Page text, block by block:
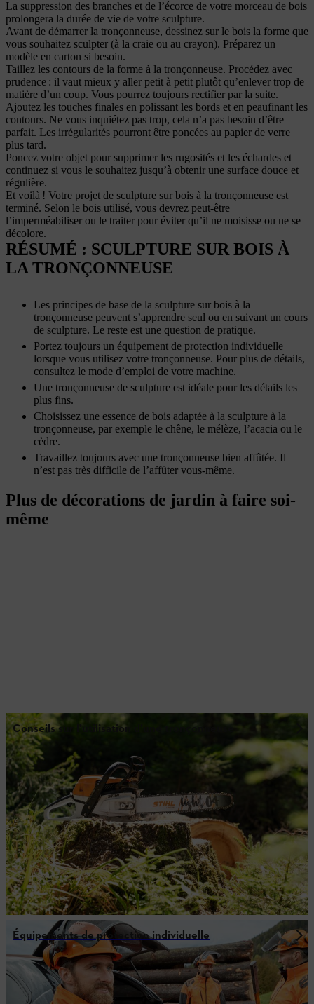
La suppression des branches et de l’écorce de votre morceau de bois
prolongera la durée de vie de votre sculpture.
Avant de démarrer la tronçonneuse, dessinez sur le bois la forme que
vous souhaitez sculpter (à la craie ou au crayon). Préparez un
modèle en carton si besoin.
Taillez les contours de la forme à la tronçonneuse. Procédez avec
prudence : il vaut mieux y aller petit à petit plutôt qu’enlever trop de
matière d’un coup. Vous pourrez toujours rectifier par la suite.
Ajoutez les touches finales en polissant les bords et en peaufinant les
contours. Ne vous inquiétez pas trop, cela n’a pas besoin d’être
parfait. Les irrégularités pourront être poncées au papier de verre
plus tard.
Poncez votre objet pour supprimer les rugosités et les échardes et
continuez si vous le souhaitez jusqu’à obtenir une surface douce et
régulière.
Et voilà ! Votre projet de sculpture sur bois à la tronçonneuse est
terminé. Selon le bois utilisé, vous devrez peut-être
l’imperméabiliser ou le traiter pour éviter qu’il ne moisisse ou ne se
décolore.
RÉSUMÉ : SCULPTURE SUR BOIS À
LA TRONÇONNEUSE
Les principes de base de la sculpture sur bois à la
tronçonneuse peuvent s’apprendre seul ou en suivant un cours
de sculpture. Le reste est une question de pratique.
Portez toujours un équipement de protection individuelle
lorsque vous utilisez votre tronçonneuse. Pour plus de détails,
consultez le mode d’emploi de votre machine.
Une tronçonneuse de sculpture est idéale pour les détails les
plus fins.
Choisissez une essence de bois adaptée à la sculpture à la
tronçonneuse, par exemple le chêne, le mélèze, l’acacia ou le
cèdre.
Travaillez toujours avec une tronçonneuse bien affûtée. Il
n’est pas très difficile de l’affûter vous-même.
Plus de décorations de jardin à faire soi-
même
Conseils sur l’utilisation d’une tronçonneuse
Équipements de protection individuelle